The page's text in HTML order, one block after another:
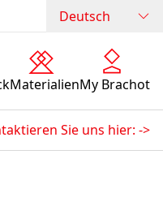
Deutsch
MaterialienMy Brachot
Sie uns hier: ->